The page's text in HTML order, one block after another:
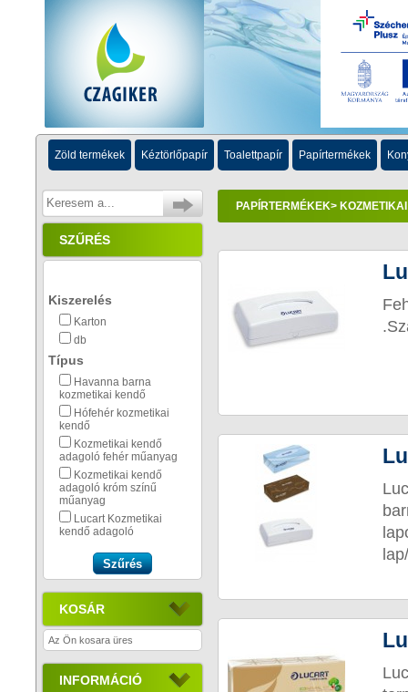
Zöld termékek Kéztörlőpapír Toalettpapír Papírtermékek
SZŰRÉS
Kiszerelés
Karton
db
Típus
Havanna barna
kozmetikai kendő
Hófehér kozmetikai
kendő
Kozmetikai kendő
adagoló fehér műanyag
Kozmetikai kendő
adagoló króm színű
műanyag
Lucart Kozmetikai
kendő adagoló
KOSÁR
Az Ön kosara üres
INFORMÁCIÓ
PAPÍRTERMÉKEK>